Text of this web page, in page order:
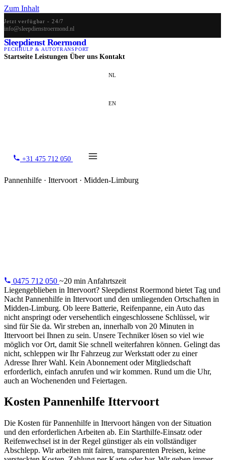
Zum Inhalt
Jetzt verfügbar - 24/7
info@sleepdienstroermond.nl
Sleepdienst Roermond
PECHHULP & AUTOTRANSPORT
Startseite Leistungen Über uns Kontakt
NL
EN
+31 475 712 050
Pannenhilfe · Ittervoort · Midden-Limburg
0475 712 050 ~20 min Anfahrtszeit
Liegengeblieben in Ittervoort? Sleepdienst Roermond bietet Tag und
Nacht Pannenhilfe in Ittervoort und den umliegenden Ortschaften in
Midden-Limburg. Ob leere Batterie, Reifenpanne, ein Auto das
nicht anspringt oder versehentlich eingeschlossene Schlüssel, wir
sind für Sie da. Wir streben an, innerhalb von 20 Minuten in
Ittervoort bei Ihnen zu sein. Unsere Techniker lösen so viel wie
möglich vor Ort, damit Sie schnell weiterfahren können. Gelingt das
nicht, schleppen wir Ihr Fahrzeug zur Werkstatt oder zu einer
Adresse Ihrer Wahl. Kein Abonnement oder Mitgliedschaft
erforderlich, einfach anrufen und wir kommen. Rund um die Uhr,
auch an Wochenenden und Feiertagen.
Kosten Pannenhilfe Ittervoort
Die Kosten für Pannenhilfe in Ittervoort hängen von der Situation
und den erforderlichen Arbeiten ab. Ein Starthilfe-Einsatz oder
Reifenwechsel ist in der Regel günstiger als ein vollständiger
Abschlepp. Wir arbeiten mit fairen, transparenten Preisen, keine